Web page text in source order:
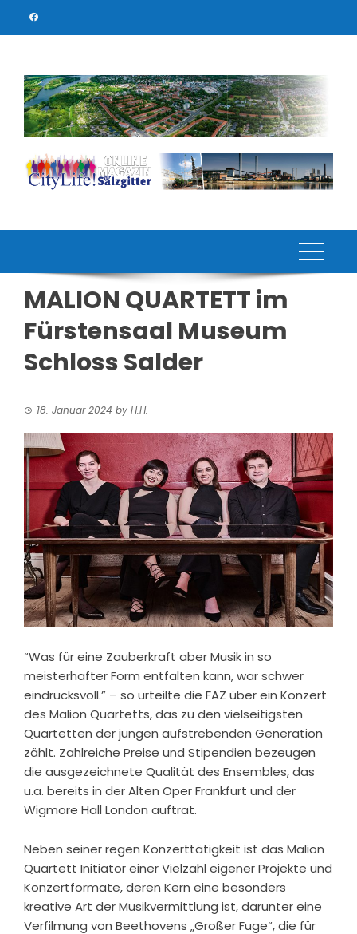
MALION QUARTETT im
Fürstensaal Museum
Schloss Salder
18. Januar 2024 by H.H.
“Was für eine Zauberkraft aber Musikin so
meisterhafter Form entfalten kann, war schwer
eindrucksvoll.” – so urteilte die FAZ über ein Konzert
des Malion Quartetts, das zu den vielseitigsten
Quartetten der jungen aufstrebenden Generation
zählt. Zahlreiche Preise und Stipendien bezeugen
die ausgezeichnete Qualität des Ensembles, das
u.a. bereits in der Alten Oper Frankfurt und der
Wigmore Hall London auftrat.
Neben seiner regen Konzerttätigkeit ist das Malion
Quartett Initiator einer Vielzahl eigener Projekte und
Konzertformate, deren Kern eine besonders
kreative Art der Musikvermittlung ist, darunter eine
Verfilmung von Beethovens „Großer Fuge“, die für